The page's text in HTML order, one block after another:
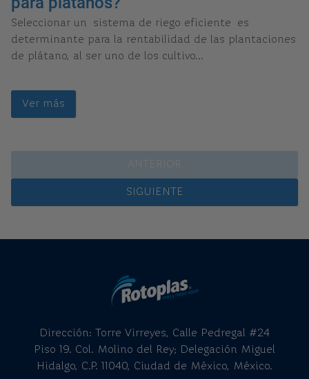
Seleccionar un sistema de riego eficiente es
determinante para la rentabilidad de las plantaciones
de plátano, al ser uno de los cultivo...
Ver más
GANTRY5_ENGINE_NEXT
Dirección: Torre Virreyes, Calle Pedregal #24
Piso 19. Col. Molino del Rey; Delegación Miguel
Hidalgo, C.P. 11040, Ciudad de México, México.